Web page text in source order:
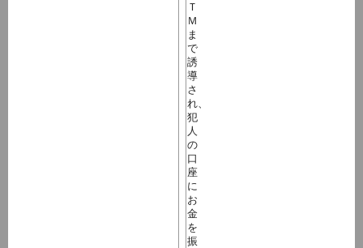
Ｔ
Ｍ
ま
で
誘
導
さ
れ、
犯
人
の
口
座
に
お
金
を
振